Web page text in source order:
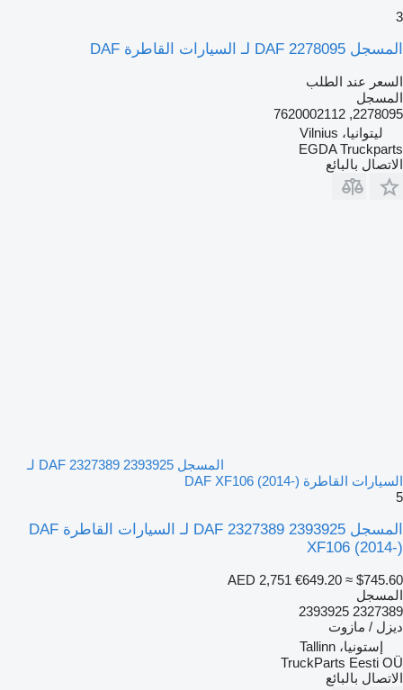
3
المسجل DAF 2278095 لـ السيارات القاطرة DAF
السعر عند الطلب
المسجل
2278095, 7620002112
ليتوانيا، Vilnius
EGDA Truckparts
الاتصال بالبائع
المسجل DAF 2327389 2393925 لـ
السيارات القاطرة DAF XF106 (2014-)
5
المسجل DAF 2327389 2393925 لـ السيارات القاطرة DAF
XF106 (2014-)
AED 2,751 €649.20 ≈ $745.60
المسجل
2327389 2393925
ديزل / مازوت
إستونيا، Tallinn
TruckParts Eesti OÜ
الاتصال بالبائع